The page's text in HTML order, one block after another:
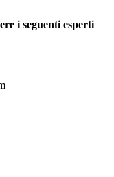
i seguenti esperti